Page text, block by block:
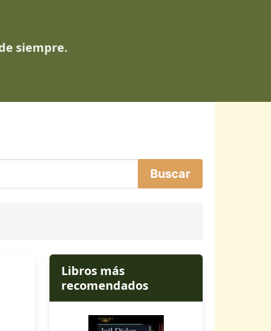
siempre.
Libros más
recomendados